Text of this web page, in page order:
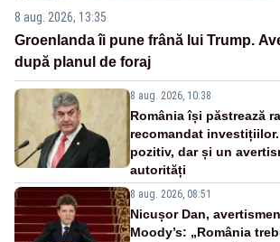
8 aug. 2026, 13:35
Groenlanda îi pune frână lui Trump.
după planul de foraj
8 aug. 2026, 10:38
România își păstrează
recomandat
pozitiv, dar și un
autorități
8 aug. 2026, 08:51
Nicușor Dan,
Moody’s: „România